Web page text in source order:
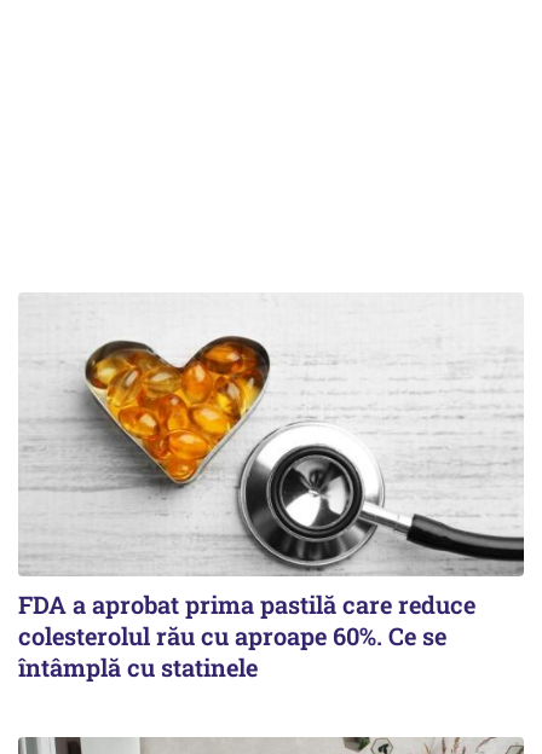
FDA a aprobat prima pastilă care reduce
colesterolul rău cu aproape 60%. Ce se
întâmplă cu statinele